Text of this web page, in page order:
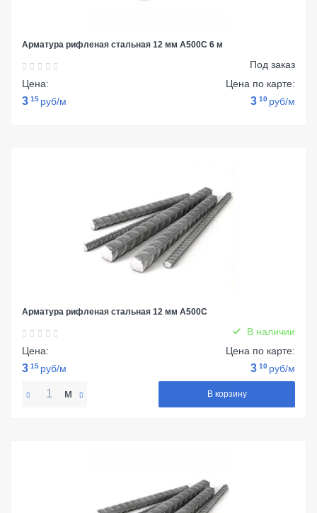
Арматура рифленая стальная 12 мм А500С 6 м
Под заказ
Цена:
3 15 руб/м
Цена по карте:
3 10 руб/м
Арматура рифленая стальная 12 мм А500С
В наличии
Цена:
3 15 руб/м
Цена по карте:
3 10 руб/м
м В корзину